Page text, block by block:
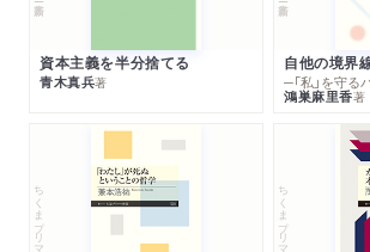
資本主義を半分捨てる
青木真兵著
自他の境界
─「私」を守る
鴻巣麻里香著
ちくまプリマー新書 ちくまプリマー新書